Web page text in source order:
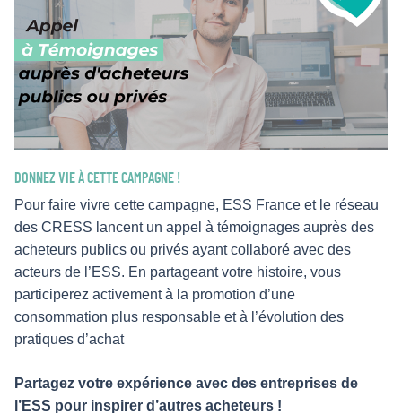
DONNEZ VIE À CETTE CAMPAGNE !
Pour faire vivre cette campagne, ESS France et le réseau
des CRESS lancent un appel à témoignages auprès des
acheteurs publics ou privés ayant collaboré avec des
acteurs de l’ESS. En partageant votre histoire, vous
participerez activement à la promotion d’une
consommation plus responsable et à l’évolution des
pratiques d’achat
Partagez votre expérience avec des entreprises de
l’ESS pour inspirer d’autres acheteurs !